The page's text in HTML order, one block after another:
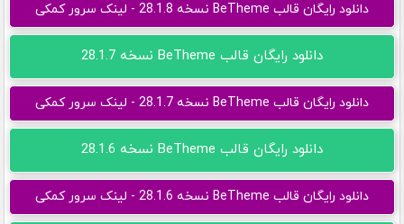
دانلود رایگان قالب BeTheme نسخه 28.1.8 - لینک سرور کمکی
دانلود رایگان قالب BeTheme نسخه 28.1.7
دانلود رایگان قالب BeTheme نسخه 28.1.7 - لینک سرور کمکی
دانلود رایگان قالب BeTheme نسخه 28.1.6
دانلود رایگان قالب BeTheme نسخه 28.1.6 - لینک سرور کمکی